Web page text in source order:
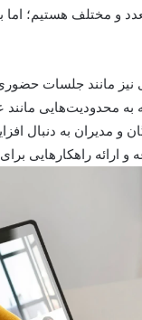
مختلف هستیم؛ اما
مانند جلسات حضوری
به محدودیت‌هایی
و مدیران به دنبال
و ارائه راهکارهایی